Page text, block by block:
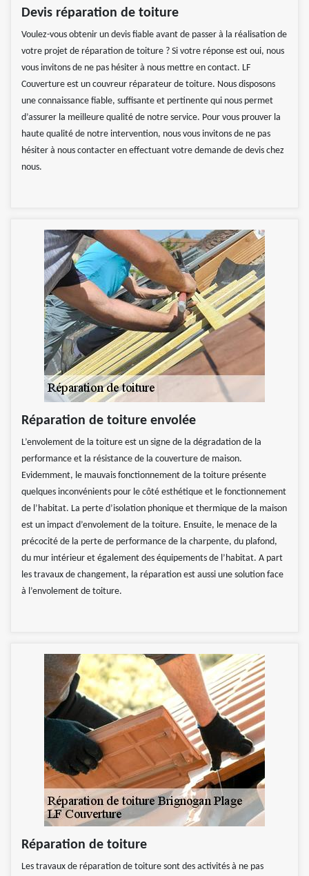
Devis réparation de toiture
Voulez-vous obtenir un devis fiable avant de passer à la réalisation de
votre projet de réparation de toiture ? Si votre réponse est oui, nous
vous invitons de ne pas hésiter à nous mettre en contact. LF
Couverture est un couvreur réparateur de toiture. Nous disposons
une connaissance fiable, suffisante et pertinente qui nous permet
d’assurer la meilleure qualité de notre service. Pour vous prouver la
haute qualité de notre intervention, nous vous invitons de ne pas
hésiter à nous contacter en effectuant votre demande de devis chez
nous.
Réparation de toiture envolée
L’envolement de la toiture est un signe de la dégradation de la
performance et la résistance de la couverture de maison.
Evidemment, le mauvais fonctionnement de la toiture présente
quelques inconvénients pour le côté esthétique et le fonctionnement
de l’habitat. La perte d’isolation phonique et thermique de la maison
est un impact d’envolement de la toiture. Ensuite, le menace de la
précocité de la perte de performance de la charpente, du plafond,
du mur intérieur et également des équipements de l’habitat. A part
les travaux de changement, la réparation est aussi une solution face
à l’envolement de toiture.
Réparation de toiture
Les travaux de réparation de toiture sont des activités à ne pas